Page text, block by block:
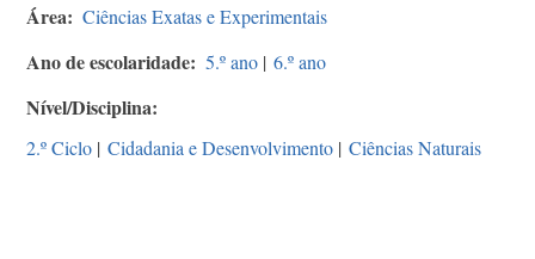
Área Ciências Exatas e Experimentais
Ano de escolaridade 5.º ano | 6.º ano
Nível/Disciplina
2.º Ciclo | Cidadania e Desenvolvimento | Ciências Naturais